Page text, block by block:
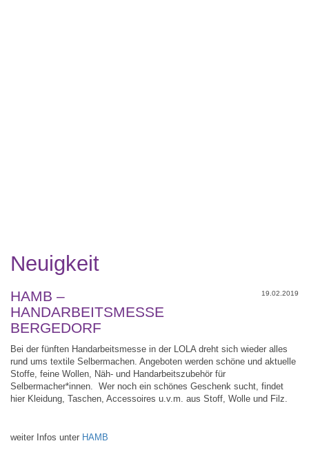
Neuigkeit
19.02.2019
HAMB –
HANDARBEITSMESSE
BERGEDORF
Bei der fünften Handarbeitsmesse in der LOLA dreht sich wieder alles
rund ums textile Selbermachen. Angeboten werden schöne und aktuelle
Stoffe, feine Wollen, Näh- und Handarbeitszubehör für
Selbermacher*innen. Wer noch ein schönes Geschenk sucht, findet
hier Kleidung, Taschen, Accessoires u.v.m. aus Stoff, Wolle und Filz.
weiter Infos unter HAMB